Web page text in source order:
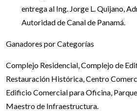
entrega al Ing. Jorge L. Quijano,
Autoridad de Canal de Panamá.
Ganadores por Categorías
Complejo Residencial, Complejo de
Restauración Histórica, Centro
Edificio Comercial para Oficina,
Maestro de Infraestructura.